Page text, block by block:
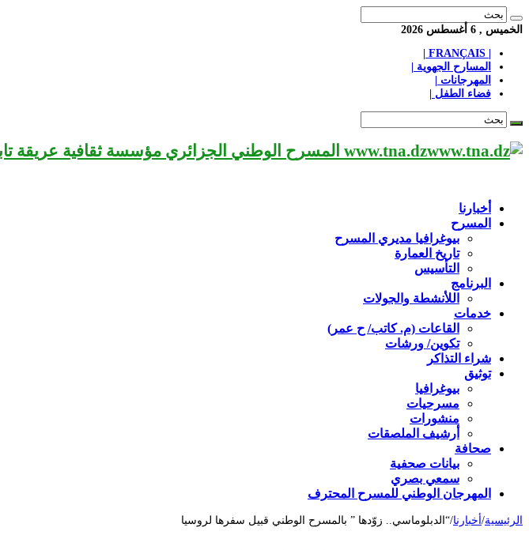
الخميس , 6 أغسطس 2026
المسارح الجهوية |
المهرجانات |
فضاء الطفل |
www.tna.dz المسرح الوطني الجزائري مؤسسة ثقافية عريقة تابعة لوزارة الثقافة-الجزائر، يحمل اسم العميد «محي الدين بشطارزي».
أخبارنا
المسرح
بيوغرافيا مديري المسرح
تاريخ العمارة
التأسيس
البرنامج
اللأنشطة والجولات
خدمات
القاعات (م. كاتب/ ح عمر)
تكوين/ ورشات
شراء التذاكر
توثيق
بيوغرافيا
مسرحيات
منشورات
أرشيف الملصقات
صحافة
بيانات صحفية
سمعي بصري
المهرجان الوطني للمسرح المحترف
الرئيسية/ أخبارنا/“الدبلوماسي.. زوّدها ” بالمسرح الوطني قبيل سفرها لروسيا